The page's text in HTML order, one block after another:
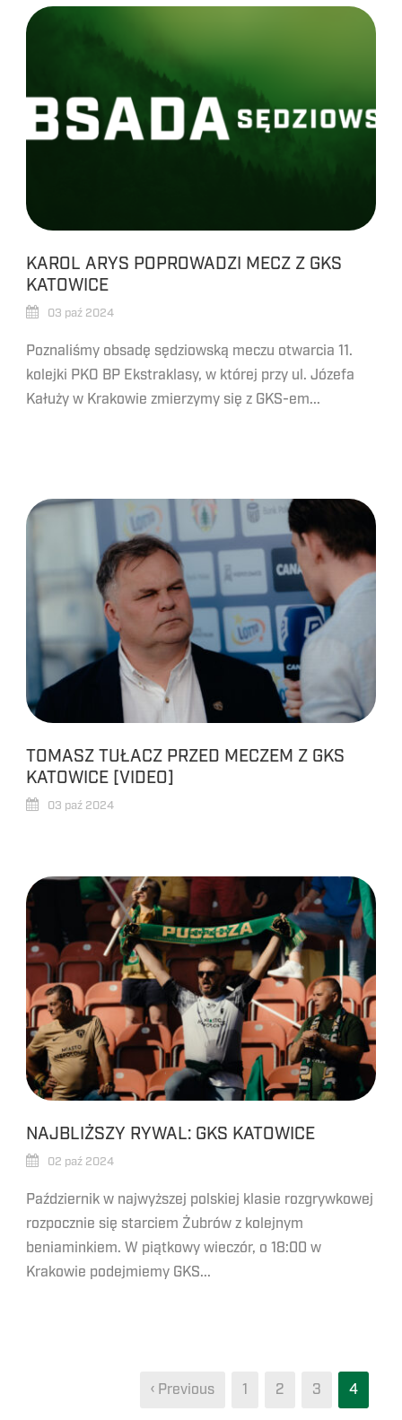
KAROL ARYS POPROWADZI MECZ Z GKS
KATOWICE
03 paź 2024
Poznaliśmy obsadę sędziowską meczu otwarcia 11.
kolejki PKO BP Ekstraklasy, w której przy ul. Józefa
Kałuży w Krakowie zmierzymy się z GKS-em...
TOMASZ TUŁACZ PRZED MECZEM Z GKS
KATOWICE [VIDEO]
03 paź 2024
NAJBLIŻSZY RYWAL: GKS KATOWICE
02 paź 2024
Październik w najwyższej polskiej klasie rozgrywkowej
rozpocznie się starciem Żubrów z kolejnym
beniaminkiem. W piątkowy wieczór, o 18:00 w
Krakowie podejmiemy GKS...
‹ Previous 1 2 3 4